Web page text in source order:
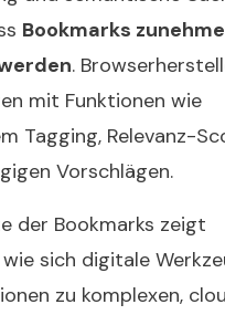
Bookmarks
.
mit Funktionen wie
Tagging, Relevanz-
Vorschlägen.
der Bookmarks zeigt
sich digitale
zu komplexen,